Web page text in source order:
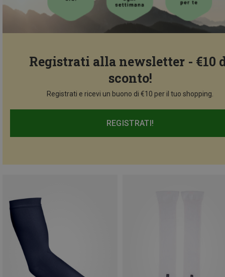
Registrati alla newsletter - €10
sconto!
Registrati e ricevi un buono di €10 per il tuo shopping.
REGISTRATI!